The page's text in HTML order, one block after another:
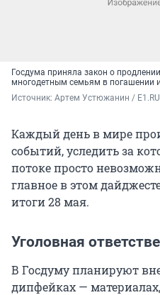
Госдума приняла закон о
многодетным семьям в погашении
Источник: Артем Устюжанин / E1.RU
Каждый день в мире
событий, уследить за
потоке просто
главное в этом
итоги 28 мая.
Уголовная
В Госдуму планируют
дипфейках —